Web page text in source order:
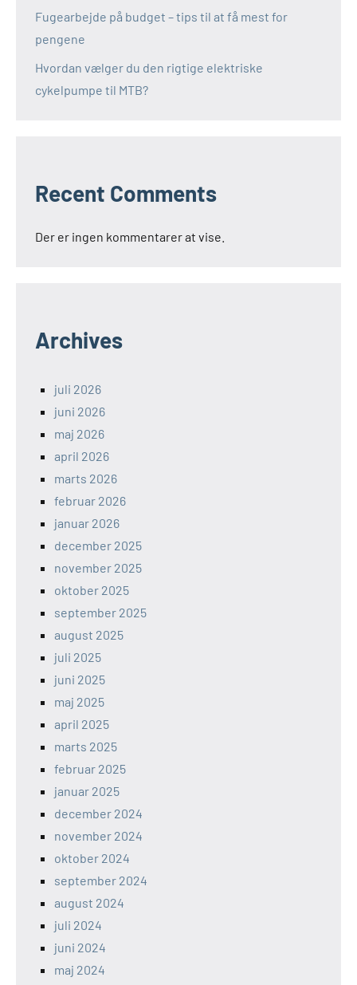
Fugearbejde på budget – tips til at få mest for
pengene
Hvordan vælger du den rigtige elektriske
cykelpumpe til MTB?
Recent Comments
Der er ingen kommentarer at vise.
Archives
juli 2026
juni 2026
maj 2026
april 2026
marts 2026
februar 2026
januar 2026
december 2025
november 2025
oktober 2025
september 2025
august 2025
juli 2025
juni 2025
maj 2025
april 2025
marts 2025
februar 2025
januar 2025
december 2024
november 2024
oktober 2024
september 2024
august 2024
juli 2024
juni 2024
maj 2024